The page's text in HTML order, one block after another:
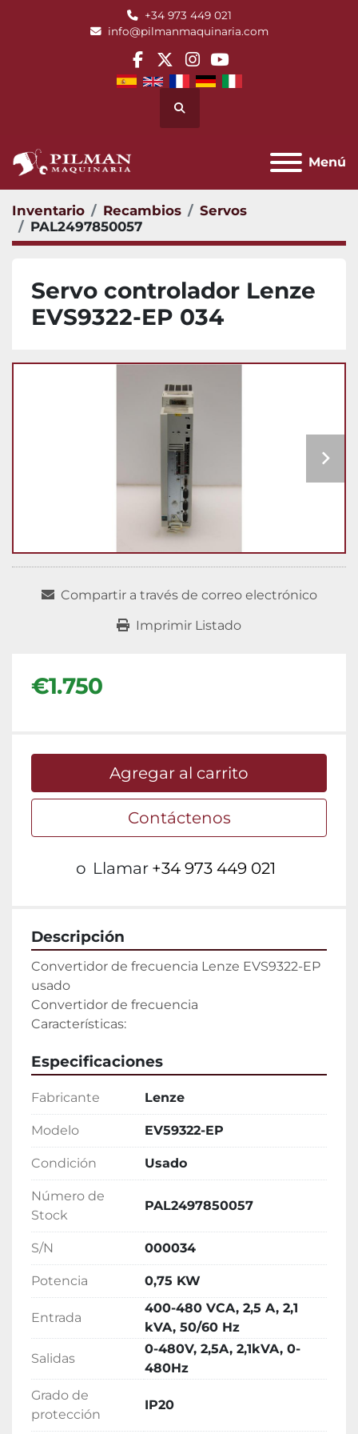
+34 973 449 021
info@pilmanmaquinaria.com
facebook
twitterinstagram
youtube
Buscar
Menú
Inventario Recambios
Servos
PAL2497850057
Servo controlador Lenze
EVS9322-EP 034
Compartir a través de correo electrónico
Imprimir Listado
€1.750
Agregar al carrito
Contáctenos
o Llamar +34 973 449 021
Descripción
Convertidor de frecuencia Lenze EVS9322-EP
usado
Convertidor de frecuencia
Características:
Especificaciones
Fabricante Lenze
Modelo EV59322-EP
Condición Usado
Número de
Stock
PAL2497850057
S/N 000034
Potencia 0,75 KW
Entrada
400-480 VCA, 2,5 A, 2,1
kVA, 50/60 Hz
Salidas
0-480V, 2,5A, 2,1kVA, 0-
480Hz
Grado de
protección
IP20